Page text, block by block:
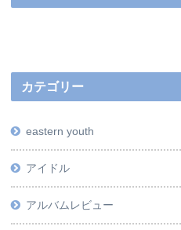
カテゴリー
eastern youth
アイドル
アルバムレビュー